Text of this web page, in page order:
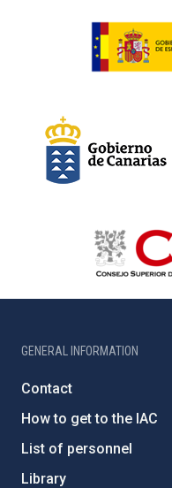
GENERAL INFORMATION
Contact
How to get to the IAC
List of personnel
Library